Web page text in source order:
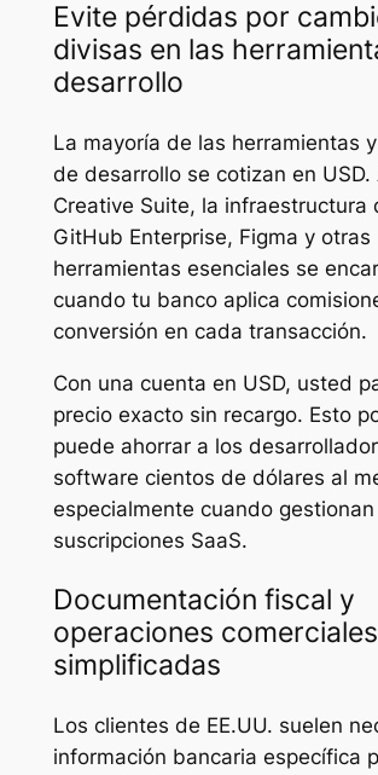
Evite pérdidas por
divisas en las
desarrollo
La mayoría de las herramientas
de desarrollo se cotizan en USD.
Creative Suite, la infraestructura
GitHub Enterprise, Figma y otras
herramientas esenciales se
cuando tu banco aplica
conversión en cada transacción.
Con una cuenta en USD, usted
precio exacto sin recargo. Esto
puede ahorrar a los
software cientos de dólares al
especialmente cuando
suscripciones SaaS.
Documentación fiscal y
operaciones comerciales
simplificadas
Los clientes de EE.UU. suelen
información bancaria específica